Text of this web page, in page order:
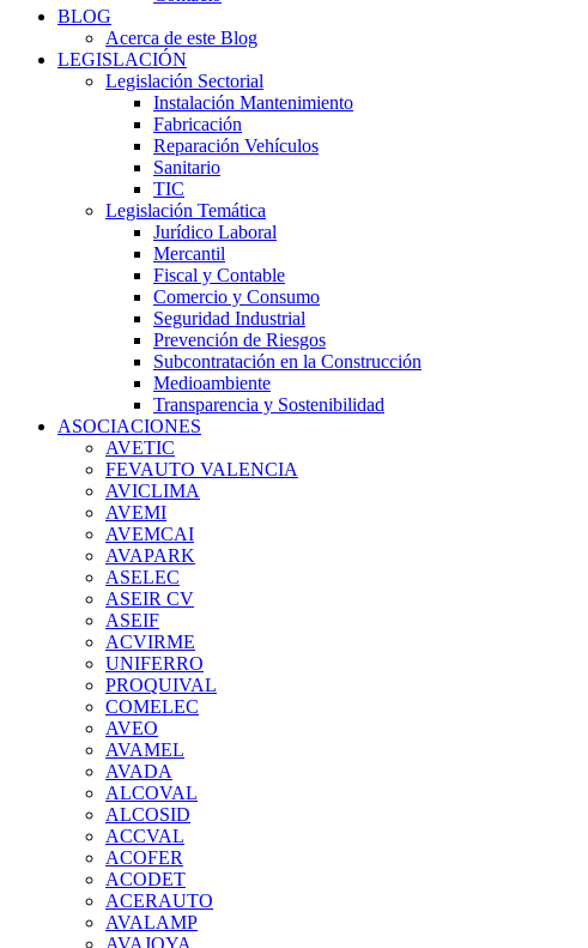
BLOG
Acerca de este Blog
LEGISLACIÓN
Legislación Sectorial
Instalación Mantenimiento
Fabricación
Reparación Vehículos
Sanitario
TIC
Legislación Temática
Jurídico Laboral
Mercantil
Fiscal y Contable
Comercio y Consumo
Seguridad Industrial
Prevención de Riesgos
Subcontratación en la Construcción
Medioambiente
Transparencia y Sostenibilidad
ASOCIACIONES
AVETIC
FEVAUTO VALENCIA
AVICLIMA
AVEMI
AVEMCAI
AVAPARK
ASELEC
ASEIR CV
ASEIF
ACVIRME
UNIFERRO
PROQUIVAL
COMELEC
AVEO
AVAMEL
AVADA
ALCOVAL
ALCOSID
ACCVAL
ACOFER
ACODET
ACERAUTO
AVALAMP
AVAJOYA